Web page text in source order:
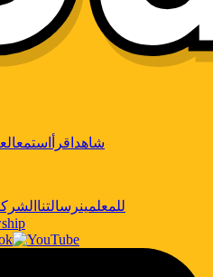
شاهد اقرأ استمع
للمعلمينرسالتنا